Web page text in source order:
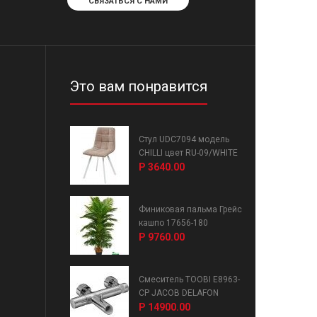
Это вам понравится
Стул UDC7094 модель
CHILLI цвет RU-09/WHITE
Р 3640.00
Финиковая пальма Грейс
кашпо 17656-180
Р 9760.00
Смеситель TOOBI E8963-
CP JACOB DELAFON
Р 14900.00